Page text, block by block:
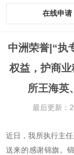
在线申请
中洲荣誉|“执
权益，护商
所王海英
最后更新：
近日，我所执行主
送来的感谢锦旗。